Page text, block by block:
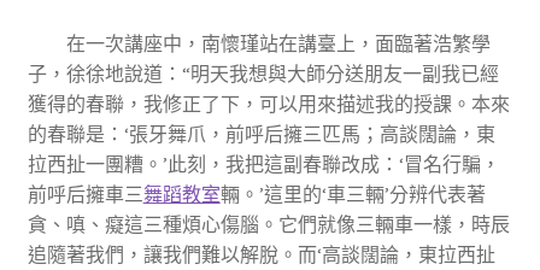
在一次講座中，南懷瑾站在講臺上，面臨著浩繁學
子，徐徐地說道：“明天我想與大師分送朋友一副我已經
獲得的春聯，我修正了下，可以用來描述我的授課。本來
的春聯是：‘張牙舞爪，前呼后擁三匹馬；高談闊論，東
拉西扯一團糟。’此刻，我把這副春聯改成：‘冒名行騙，
前呼后擁車三舞蹈教室輛。’這里的‘車三輛’分辨代表著
貪、嗔、癡這三種煩心傷腦。它們就像三輛車一樣，時辰
追隨著我們，讓我們難以解脫。而‘高談闊論，東拉西扯